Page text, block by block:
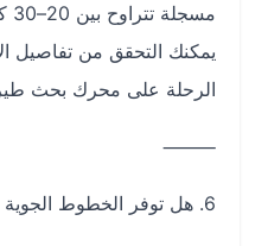
يمكنك التحقق من تفاصيل
الرحلة على محرك بحث طيران
⸻